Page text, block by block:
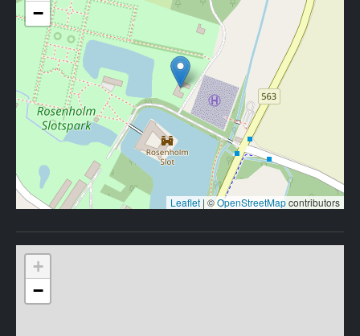
−
Leaflet | ©OpenStreetMapcontributors
+
−